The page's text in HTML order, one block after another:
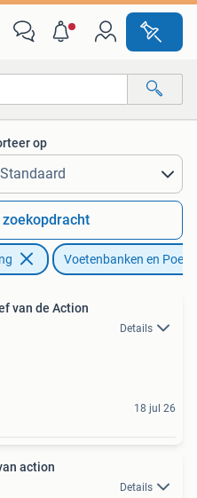
op
Voetenbanken en
van de Action
Details
18 jul 26
action
Details